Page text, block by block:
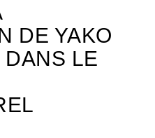
DE YAKO
DANS LE